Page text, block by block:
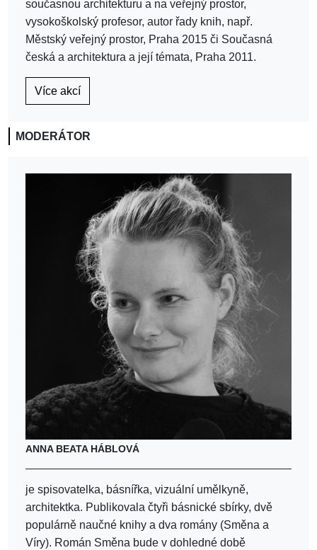
současnou architekturu a na veřejný prostor,
vysokoškolský profesor, autor řady knih, např.
Městský veřejný prostor, Praha 2015 či Současná
česká a architektura a její témata, Praha 2011.
Více akcí
MODERÁTOR
ANNA BEATA HÁBLOVÁ
je spisovatelka, básnířka, vizuální umělkyně,
architektka. Publikovala čtyři básnické sbírky, dvě
populárně naučné knihy a dva romány (Směna a
Víry). Román Směna bude v dohledné době